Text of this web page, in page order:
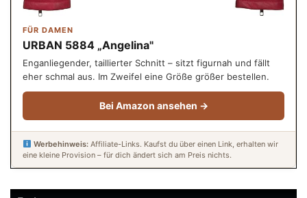
FÜR DAMEN
URBAN 5884 „Angelina"
Enganliegender, taillierter Schnitt – sitzt figurnah und fällt
eher schmal aus. Im Zweifel eine Größe größer bestellen.
Bei Amazon ansehen →
Werbehinweis:Affiliate-Links. Kaufst du über einen Link, erhalten wir
eine kleine Provision – für dich ändert sich am Preis nichts.